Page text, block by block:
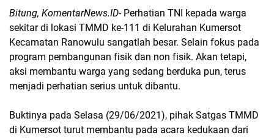
Bitung, KomentarNews.ID- Perhatian TNI kepada warga
sekitar di lokasi TMMD ke-111 di Kelurahan Kumersot
Kecamatan Ranowulu sangatlah besar. Selain fokus pada
program pembangunan fisik dan non fisik. Akan tetapi,
aksi membantu warga yang sedang berduka pun, terus
menjadi perhatian serius untuk dibantu.
Buktinya pada Selasa (29/06/2021), pihak Satgas TMMD
di Kumersot turut membantu pada acara kedukaan dari